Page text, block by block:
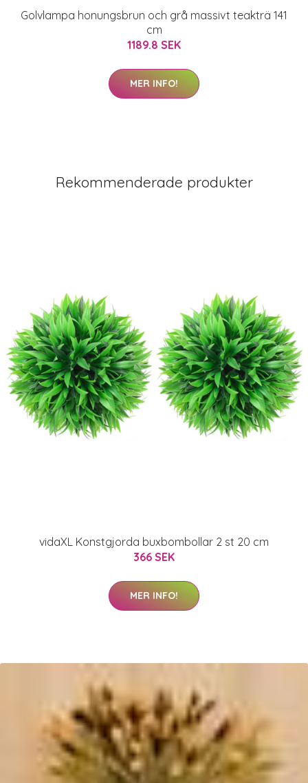
Golvlampa honungsbrun och grå massivt teakträ 141
cm
1189.8 SEK
MER INFO!
Rekommenderade produkter
vidaXL Konstgjorda buxbombollar 2 st 20 cm
366 SEK
MER INFO!